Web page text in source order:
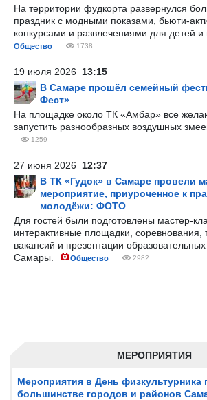
МЕРОПРИЯТИЯ
Мероприятия в День физкультурника
большинстве городов и районов
На территории фудкорта развернулся
праздник с модными показами, бьюти-
конкурсами и развлечениями для детей и
Общество 1738
19 июля 2026 13:15
В Самаре прошёл семейный
Фест»
На площадке около ТК «Амбар» все
запустить разнообразных воздушных
1259
27 июня 2026 12:37
В ТК «Гудок» в Самаре провели
мероприятие, приуроченное к
молодёжи: ФОТО
Для гостей были подготовлены мастер-
интерактивные площадки, соревнования,
вакансий и презентации
Самары.
Общество 2982